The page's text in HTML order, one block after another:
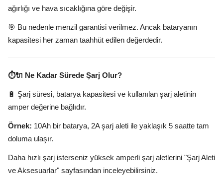
ağırlığı ve hava sıcaklığına göre değişir.
🎯 Bu nedenle menzil garantisi verilmez. Ancak bataryanın
kapasitesi her zaman taahhüt edilen değerdedir.
⏱️🔌 Ne Kadar Sürede Şarj Olur?
🔋 Şarj süresi, batarya kapasitesi ve kullanılan şarj aletinin
amper değerine bağlıdır.
Örnek: 10Ah bir batarya, 2A şarj aleti ile yaklaşık 5 saatte tam
doluma ulaşır.
Daha hızlı şarj isterseniz yüksek amperli şarj aletlerini "Şarj Aleti
ve Aksesuarlar" sayfasından inceleyebilirsiniz.